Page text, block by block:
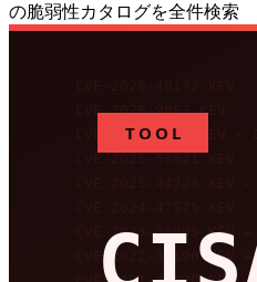
の脆弱性カタログを全件検索